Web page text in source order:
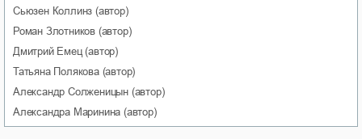
Сьюзен Коллинз (автор)
Роман Злотников (автор)
Дмитрий Емец(автор)
Татьяна Полякова(автор)
Александр Солженицын (автор)
Александра Маринина (автор)